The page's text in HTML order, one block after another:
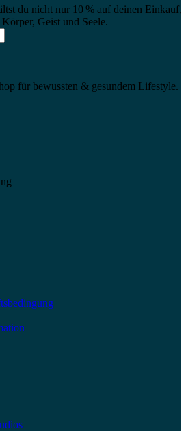
du nicht nur 10 % auf deinen Einkauf,
Geist und Seele.
für bewussten & gesundem Lifestyle.